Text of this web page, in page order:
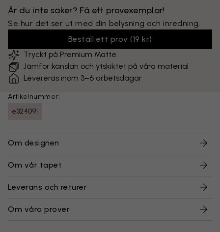
Är du inte säker? Få ett provexemplar!
Se hur det ser ut med din belysning och inredning.
Beställ ett prov (19 kr)
Tryckt på Premium Matte
Jämför känslan och ytskiktet på våra material
Levereras inom 3–6 arbetsdagar
Artikelnummer:
e324091
Om designen
Om vår tapet
Leverans och returer
Om våra prover